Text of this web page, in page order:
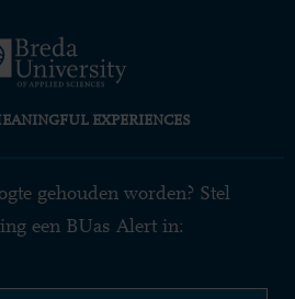
EXPERIENCES
gehouden worden? Stel
een BUas Alert in: